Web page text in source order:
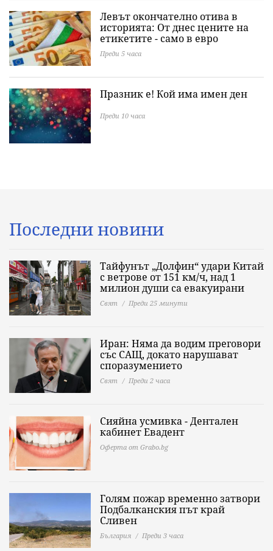
Левът окончателно отива в
историята: Oт днес цените на
етикетите - само в евро
Преди 5 часа
Празник е! Кой има имен ден
Преди 10 часа
Последни новини
Тайфунът „Долфин“ удари Китай
с ветрове от 151 км/ч, над 1
милион души са евакуирани
Свят Преди 25 минути
Иран: Няма да водим преговори
със САЩ, докато нарушават
споразумението
Свят Преди 2 часа
Сияйна усмивка - Дентален
кабинет Евадент
Оферта от Grabo.bg
Голям пожар временно затвори
Подбалканския път край
Сливен
България Преди 3 часа